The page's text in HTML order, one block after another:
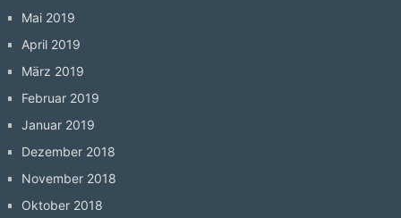
Mai 2019
April 2019
März 2019
Februar 2019
Januar 2019
Dezember 2018
November 2018
Oktober 2018